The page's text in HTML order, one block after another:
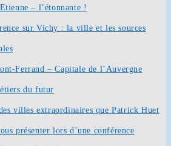
– l’étonnante !
sur Vichy : la ville et les sources
Ferrand – Capitale de l’Auvergne
du futur
villes extraordinaires que Patrick Huet
présenter lors d’une conférence